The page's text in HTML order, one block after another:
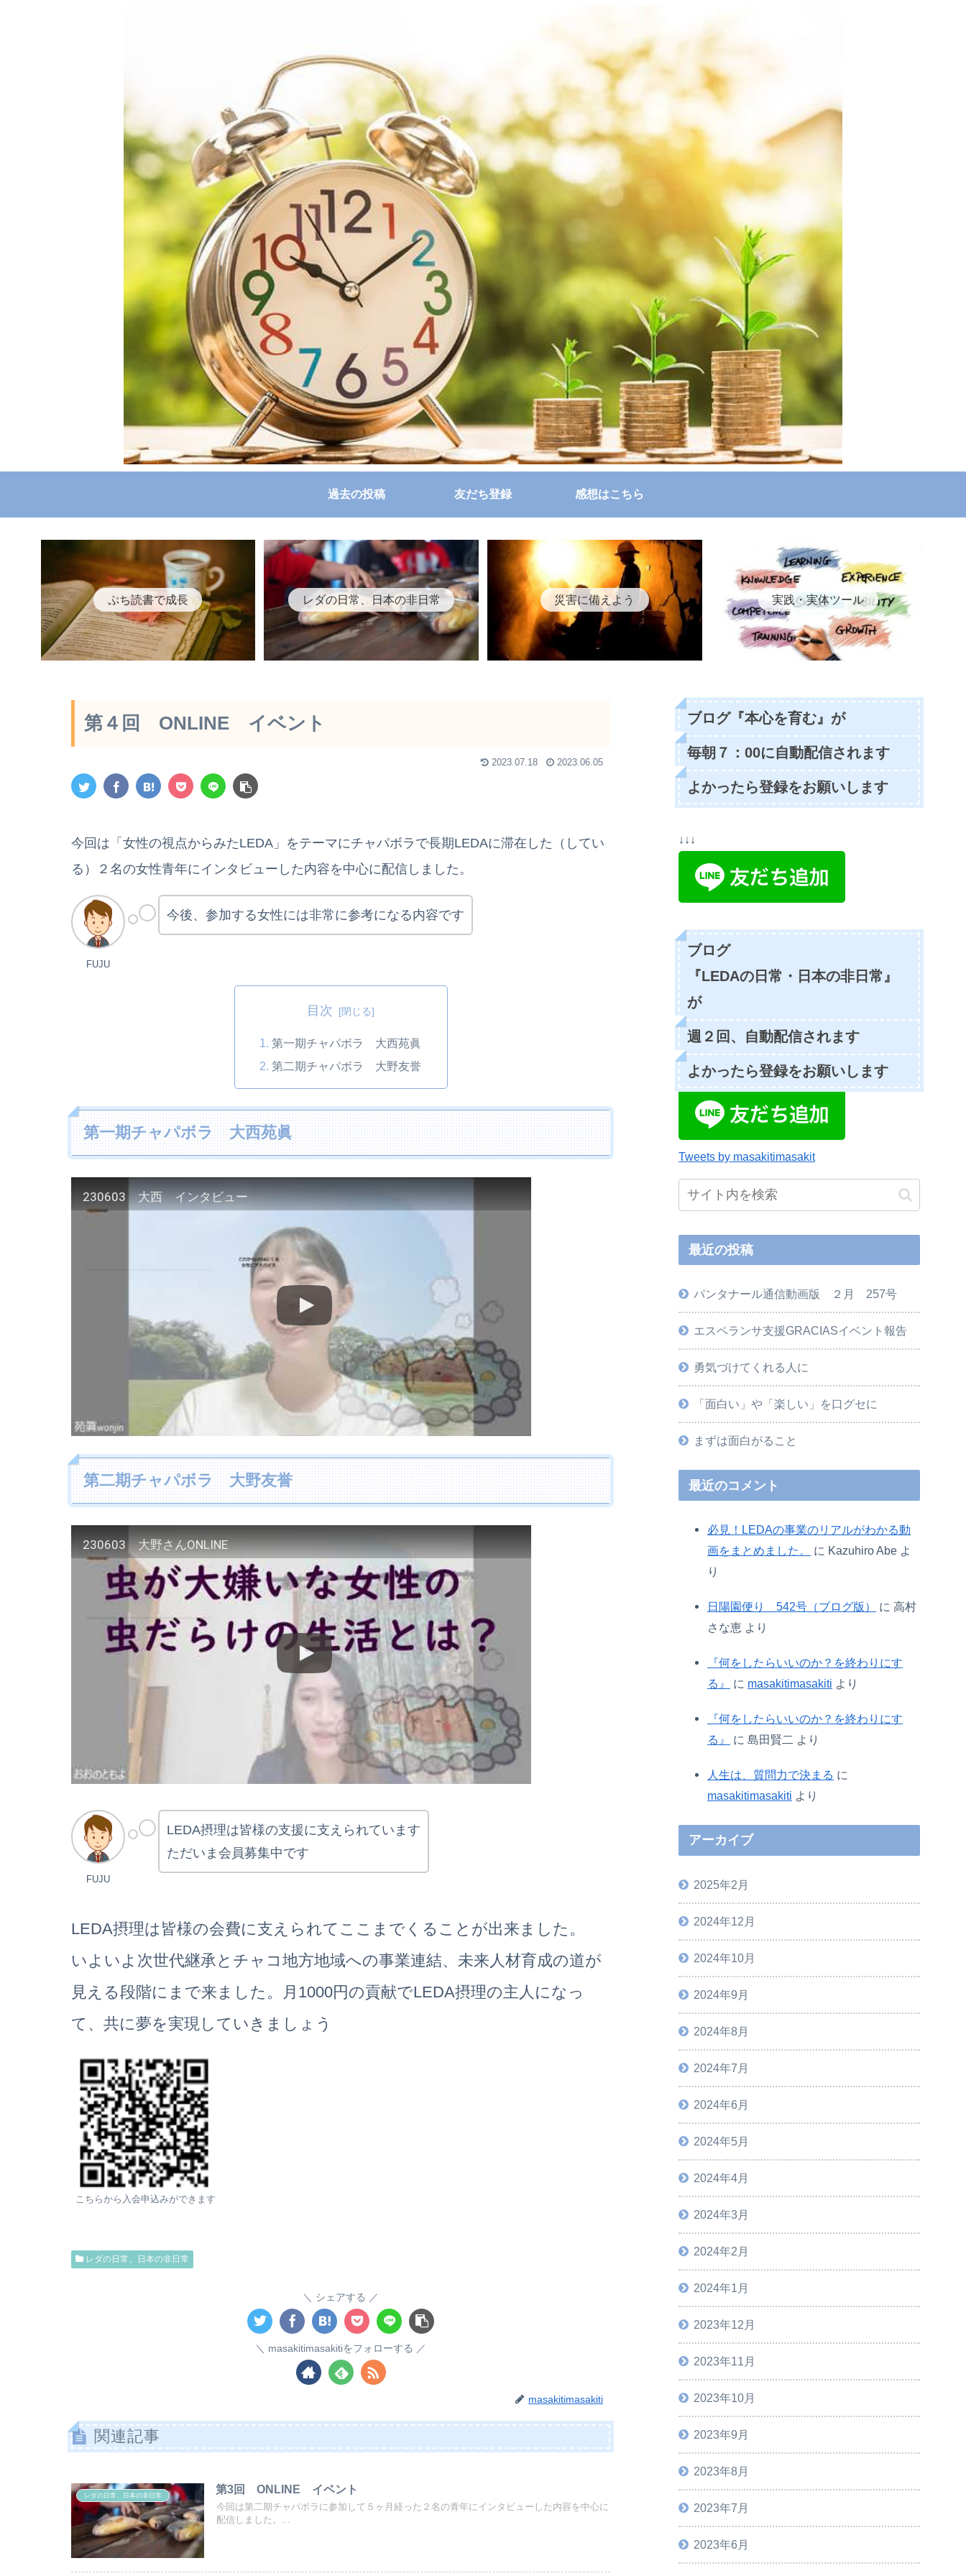
過去の投稿 友だち登録 感想はこちら
ぷち読書で成長 レダの日常、日本の非日常 災害に備えよう 実践・実体ツール
第４回 ONLINE イベント
2023.07.18 2023.06.05
今回は「女性の視点からみたLEDA」をテーマにチャパボラで長期LEDAに滞在した（してい
る）２名の女性青年にインタビューした内容を中心に配信しました。
FUJU
今後、参加する女性には非常に参考になる内容です
目次
第一期チャパボラ 大西苑眞
第二期チャパボラ 大野友誉
第一期チャパボラ 大西苑眞
230603 大西 インタビュー
第二期チャパボラ 大野友誉
230603 大野さんONLINE
FUJU
LEDA摂理は皆様の支援に支えられています
ただいま会員募集中です
LEDA摂理は皆様の会費に支えられてここまでくることが出来ました。
いよいよ次世代継承とチャコ地方地域への事業連結、未来人材育成の道が
見える段階にまで来ました。月1000円の貢献でLEDA摂理の主人になっ
て、共に夢を実現していきましょう
こちらから入会申込みができます
レダの日常、日本の非日常
シェアする
masakitimasakitiをフォローする
masakitimasakiti
関連記事
レダの日常、日本の非日常 第3回 ONLINE イベント
今回は第二期チャパボラに参加して５ヶ月経った２名の青年にインタビューした内容を中心に
配信しました。...
ブログ『本心を育む』が
毎朝７：00に自動配信されます
よかったら登録をお願いします
↓↓↓
ブログ
『LEDAの日常・日本の非日常』
が
週２回、自動配信されます
よかったら登録をお願いします
Tweets by masakitimasakit
最近の投稿
パンタナール通信動画版 ２月 257号
エスペランサ支援GRACIASイベント報告
勇気づけてくれる人に
「面白い」や「楽しい」を口グセに
まずは面白がること
最近のコメント
必見！LEDAの事業のリアルがわかる動
画をまとめました。
に Kazuhiro Abe よ
り
日陽園便り 542号（ブログ版） に 高村
さな恵 より
『何をしたらいいのか？を終わりにす
る』
に masakitimasakiti より
『何をしたらいいのか？を終わりにす
る』
に 島田賢二 より
人生は、質問力で決まる に
masakitimasakiti より
アーカイブ
2025年2月
2024年12月
2024年10月
2024年9月
2024年8月
2024年7月
2024年6月
2024年5月
2024年4月
2024年3月
2024年2月
2024年1月
2023年12月
2023年11月
2023年10月
2023年9月
2023年8月
2023年7月
2023年6月